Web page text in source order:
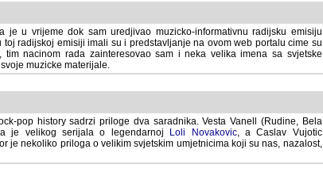
je u vrijeme dok sam uredjivao muzicko-informativnu radijsku emisiju
radijskoj emisiji imali su i predstavljanje na ovom web portalu cime su
tim nacinom rada zainteresovao sam i neka velika imena sa svjetske
muzicke materijale.
pop history sadrzi priloge dva saradnika. Vesta Vanell (Rudine, Bela
je velikog serijala o legendarnoj
Loli Novakovic, a Caslav Vujotic
je nekoliko priloga o velikim svjetskim umjetnicima koji su nas, nazalost,